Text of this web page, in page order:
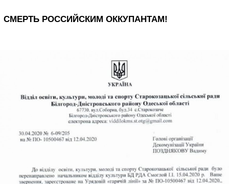
СМЕРТЬ РОССИЙСКИМ ОККУПАНТАМ!